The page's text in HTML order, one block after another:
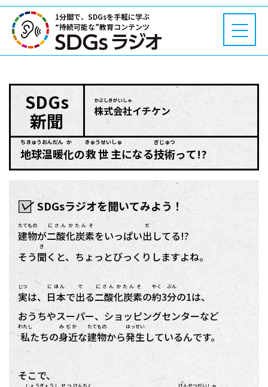
1分間で、SDGsを手軽に学ぶ
“持続可能な”教育コンテンツ
SDGs
新聞
株式会社
かぶしきがいしゃ
イチケン
地球
ちきゅう
温暖
おんだん
化
か
の救世主
きゅうせいしゅ
になる技術
ぎじゅつ
って!?
SDGsラジオを聞いてみよう！
建物
たてもの
が二酸化炭素
にさんかたんそ
をいっぱい出
だ
してる!?
そう聞
き
くと、ちょっとびっくりしますよね。
実
じつ
は、 日本
にほん
で出
で
る二酸化炭素
にさんかたんそ
の約
やく
3分
ぶん
の1は、
おうちやスーパー、ショッピングセンターなど
私
わたし
たちの身近
みぢか
な建物
たてもの
から発生
はっせい
しているんです。
そこで、
しょうぎょう しせつ けんちく けんせつがいしゃ